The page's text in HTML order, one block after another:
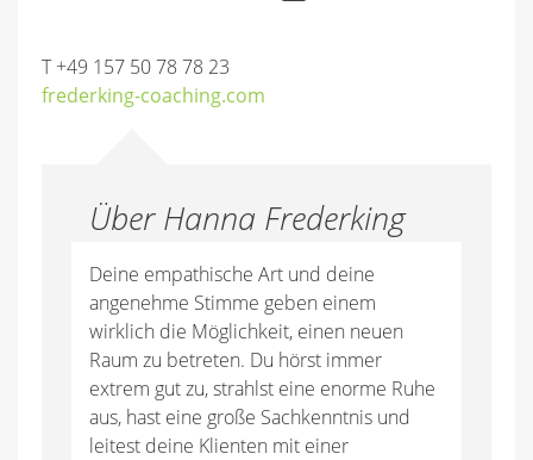
T +49 157 50 78 78 23
frederking-coaching.com
Über Hanna Frederking
Deine empathische Art und deine
angenehme Stimme geben einem
wirklich die Möglichkeit, einen neuen
Raum zu betreten. Du hörst immer
extrem gut zu, strahlst eine enorme Ruhe
aus, hast eine große Sachkenntnis und
leitest deine Klienten mit einer